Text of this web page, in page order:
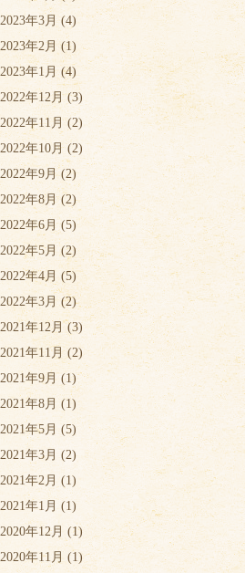
2023年3月(4)
2023年2月 (1)
2023年1月 (4)
2022年12月(3)
2022年11月 (2)
2022年10月 (2)
2022年9月(2)
2022年8月(2)
2022年6月 (5)
2022年5月 (2)
2022年4月 (5)
2022年3月 (2)
2021年12月(3)
2021年11月(2)
2021年9月 (1)
2021年8月 (1)
2021年5月 (5)
2021年3月 (2)
2021年2月 (1)
2021年1月 (1)
2020年12月 (1)
2020年11月 (1)